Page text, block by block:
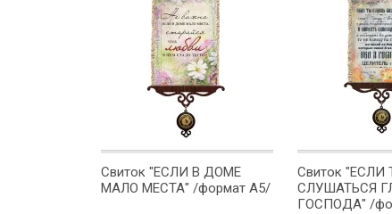
Свиток "ЕСЛИ В ДОМЕ
МАЛО МЕСТА" /формат А5/
Свиток
СЛУШАТЬСЯ
ГОСПОДА" /